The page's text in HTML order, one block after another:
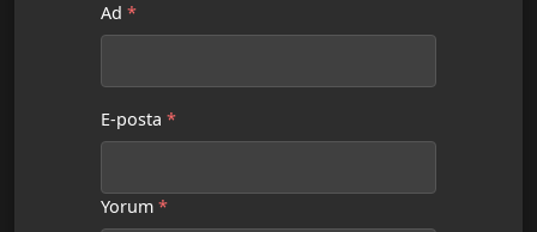
Ad *
E-posta *
Yorum *